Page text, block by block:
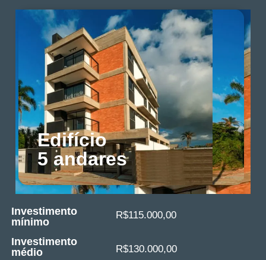
Edifício
5 andares
Investimento
mínimo
Investimento
médio
R$115.000,00
R$130.000,00